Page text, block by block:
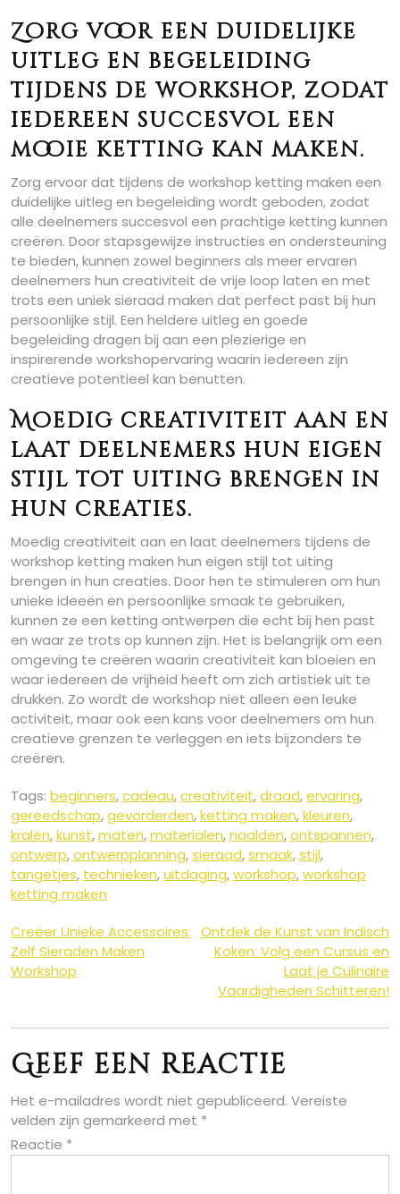
Zorg voor een duidelijke
uitleg en begeleiding
tijdens de workshop, zodat
iedereen succesvol een
mooie ketting kan maken.
Zorg ervoor dat tijdens de workshop ketting maken een
duidelijke uitleg en begeleiding wordt geboden, zodat
alle deelnemers succesvol een prachtige ketting kunnen
creëren. Door stapsgewijze instructies en ondersteuning
te bieden, kunnen zowel beginners als meer ervaren
deelnemers hun creativiteit de vrije loop laten en met
trots een uniek sieraad maken dat perfect past bij hun
persoonlijke stijl. Een heldere uitleg en goede
begeleiding dragen bij aan een plezierige en
inspirerende workshopervaring waarin iedereen zijn
creatieve potentieel kan benutten.
Moedig creativiteit aan en
laat deelnemers hun eigen
stijl tot uiting brengen in
hun creaties.
Moedig creativiteit aan en laat deelnemers tijdens de
workshop ketting maken hun eigen stijl tot uiting
brengen in hun creaties. Door hen te stimuleren om hun
unieke ideeën en persoonlijke smaak te gebruiken,
kunnen ze een ketting ontwerpen die echt bij hen past
en waar ze trots op kunnen zijn. Het is belangrijk om een
omgeving te creëren waarin creativiteit kan bloeien en
waar iedereen de vrijheid heeft om zich artistiek uit te
drukken. Zo wordt de workshop niet alleen een leuke
activiteit, maar ook een kans voor deelnemers om hun
creatieve grenzen te verleggen en iets bijzonders te
creëren.
Tags: beginners,cadeau,creativiteit,draad,ervaring,
gereedschap,gevorderden,ketting maken,kleuren,
kralen,kunst,maten,materialen,naalden,ontspannen,
ontwerp,ontwerpplanning,sieraad,smaak,stijl,
tangetjes, technieken,uitdaging,workshop,workshop
ketting maken
Berichtnavigatie
Creëer Unieke Accessoires:
Zelf Sieraden Maken
Workshop
Ontdek de Kunst van Indisch
Koken: Volg een Cursus en
Laat je Culinaire
Vaardigheden Schitteren!
Geef een reactie
Het e-mailadres wordt niet gepubliceerd. Vereiste
velden zijn gemarkeerd met *
Reactie *